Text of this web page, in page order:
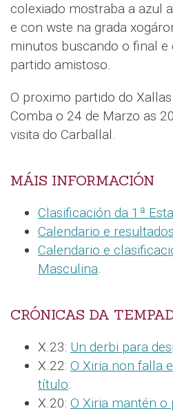
colexiado mostraba a azul
e con wste na grada
minutos buscando o final
partido amistoso.
O proximo partido do
Comba o 24 de Marzo as
visita do Carballal.
MÁIS INFORMACIÓN
Clasificación da 1ª
Calendario e
Calendario e
Masculina.
CRÓNICAS DA
X.23: Un derbi para
X.22: O Xiria non falla
título:
X.20: O Xiria mantén